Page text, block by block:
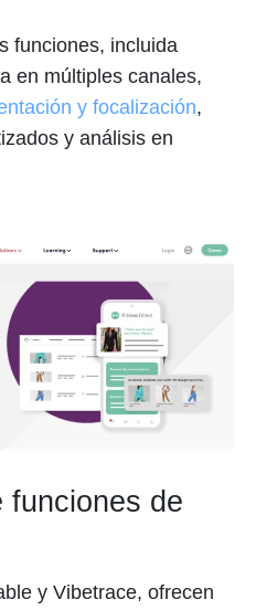
funciones, incluida
en múltiples canales,
y focalización,
y análisis en
funciones de
y Vibetrace, ofrecen